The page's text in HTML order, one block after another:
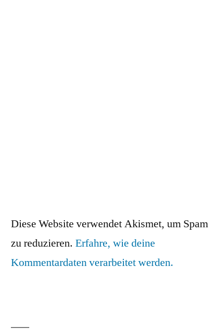
Diese Website verwendet Akismet, um Spam
zu reduzieren. Erfahre, wie deine
Kommentardaten verarbeitet werden.